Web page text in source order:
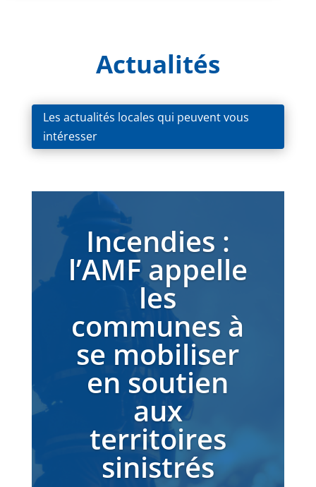
Actualités
Les actualités locales qui peuvent vous
intéresser
Incendies :
l’AMF appelle
les
communes à
se mobiliser
en soutien
aux
territoires
sinistrés